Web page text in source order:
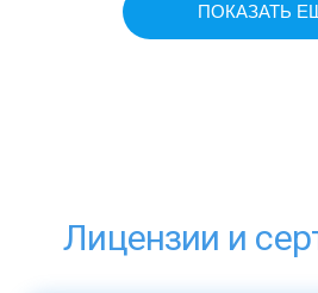
ПОКАЗАТЬ
Лицензии и